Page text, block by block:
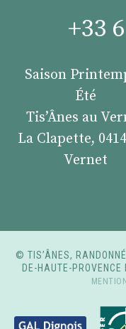
+33
Saison
Été
Tis’Ânes au
La Clapette,
Vernet
© TIS’ÂNES,
DE-HAUTE-